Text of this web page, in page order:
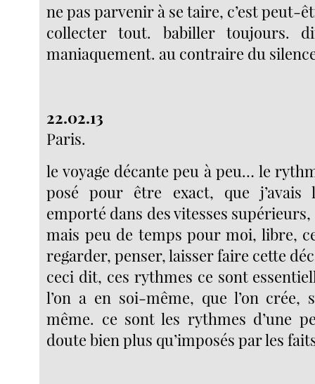
ne pas parvenir à se taire, c’est peut-
collecter tout. babiller toujours.
maniaquement. au contraire du
22.02.13
Paris.
le voyage décante peu à peu… le
posé pour être exact, que
emporté dans des vitesses
mais peu de temps pour moi, libre,
regarder, penser, laisser faire cette
ceci dit, ces rythmes ce sont
l’on a en soi-même, que l’on crée,
même. ce sont les rythmes d’une
doute bien plus qu’imposés par les